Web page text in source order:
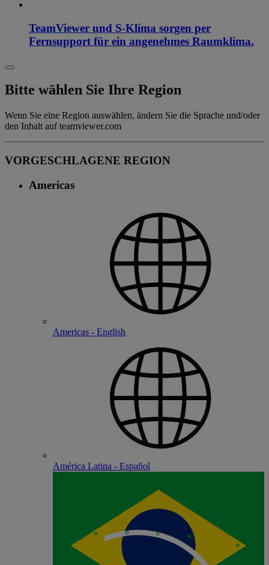
TeamViewer und S-Klima sorgen per
Fernsupport für ein angenehmes Raumklima.
Bitte wählen Sie Ihre Region
Wenn Sie eine Region auswählen, ändern Sie die Sprache und/oder
den Inhalt auf teamviewer.com
VORGESCHLAGENE REGION
Americas
Americas - English
América Latina - Español